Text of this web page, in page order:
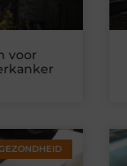
voor